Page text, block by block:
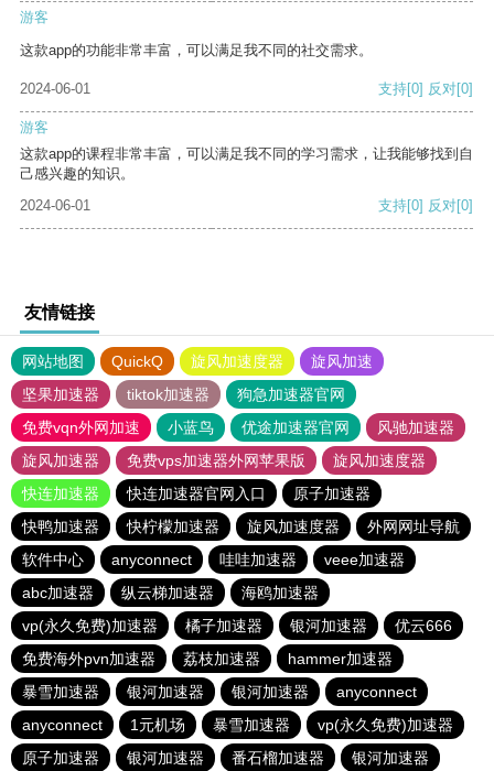
游客
这款app的功能非常丰富，可以满足我不同的社交需求。
2024-06-01 支持[0] 反对[0]
游客
这款app的课程非常丰富，可以满足我不同的学习需求，让我能够找到自
己感兴趣的知识。
2024-06-01
支持[0] 反对[0]
友情链接
网站地图 QuickQ 旋风加速度器
旋风加速
坚果加速器
tiktok加速器
狗急加速器官网
免费vqn外网加速
小蓝鸟 优途加速器官网
风驰加速器
旋风加速器
免费vps加速器外网苹果版
旋风加速度器
快连加速器
快连加速器官网入口
原子加速器
快鸭加速器
快柠檬加速器 旋风加速度器
外网网址导航
软件中心
anyconnect 哇哇加速器
veee加速器
abc加速器
纵云梯加速器
海鸥加速器
vp(永久免费)加速器
橘子加速器 银河加速器
优云666
免费海外pvn加速器
荔枝加速器
hammer加速器
暴雪加速器
银河加速器 银河加速器
anyconnect
anyconnect
1元机场 暴雪加速器
vp(永久免费)加速器
原子加速器
银河加速器 番石榴加速器 银河加速器